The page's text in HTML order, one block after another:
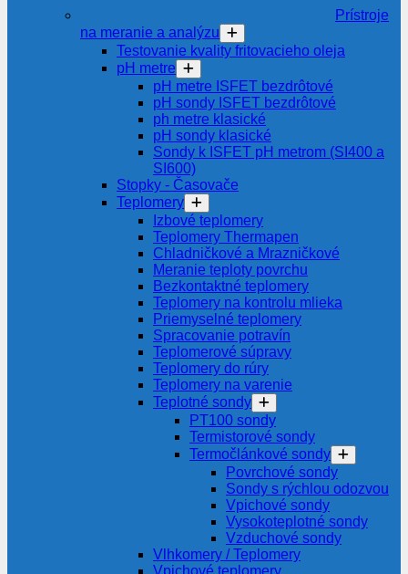
Prístroje
na meranie a analýzu
Testovanie kvality fritovacieho oleja
pH metre
pH metre ISFET bezdrôtové
pH sondy ISFET bezdrôtové
ph metre klasické
pH sondy klasické
Sondy k ISFET pH metrom (SI400 a
SI600)
Stopky - Časovače
Teplomery
Izbové teplomery
Teplomery Thermapen
Chladničkové a Mrazničkové
Meranie teploty povrchu
Bezkontaktné teplomery
Teplomery na kontrolu mlieka
Priemyselné teplomery
Spracovanie potravín
Teplomerové súpravy
Teplomery do rúry
Teplomery na varenie
Teplotné sondy
PT100 sondy
Termistorové sondy
Termočlánkové sondy
Povrchové sondy
Sondy s rýchlou odozvou
Vpichové sondy
Vysokoteplotné sondy
Vzduchové sondy
Vlhkomery / Teplomery
Vpichové teplomery